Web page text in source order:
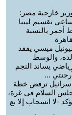
خارجية مصر:
تقسيم ليبيا
أحمر بالنسبة
ميسي يفقد
والوسط
يساند النجم
...
ترفض خطة
السلام في غزة،
-لا انسحاب إلا بع